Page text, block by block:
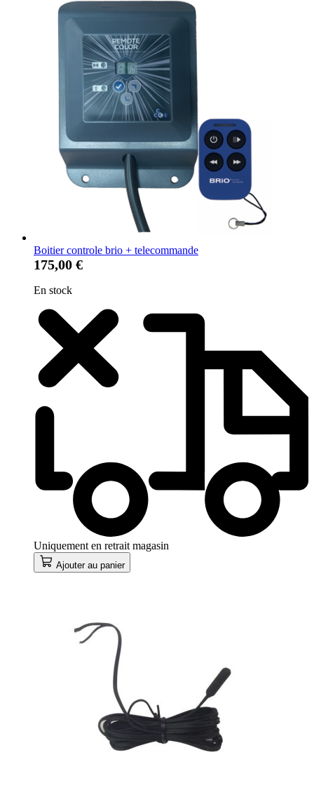
Boitier controle brio + telecommande
175,00 €
En stock
Uniquement en retrait magasin
Ajouter au panier